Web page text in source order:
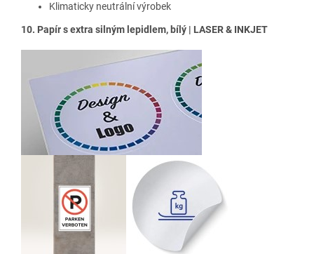
Klimaticky neutrální výrobek
10. Papír s extra silným lepidlem, bílý | LASER & INKJET